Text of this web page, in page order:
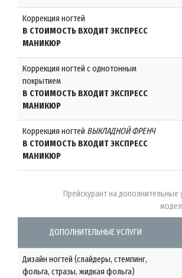
Коррекция ногтей
В СТОИМОСТЬ ВХОДИТ ЭКСПРЕСС
МАНИКЮР
Коррекция ногтей с однотонным
покрытием
В СТОИМОСТЬ ВХОДИТ ЭКСПРЕСС
МАНИКЮР
Коррекция ногтей ВЫКЛАДНОЙ ФРЕНЧ
В СТОИМОСТЬ ВХОДИТ ЭКСПРЕСС
МАНИКЮР
Прейскурант на дополнительные
ДОПОЛНИТЕЛЬНЫЕ УСЛУГИ
Дизайн ногтей (слайдеры, стемпинг,
фольга, стразы, жидкая фольга)